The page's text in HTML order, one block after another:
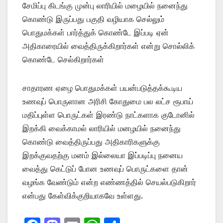
சேமிப்பு கிடங்கு முன்பு லாரியில் மழையில் நனைந்து
கொண்டு இருப்பது பகுதி வழியாக செல்லும்
பொதுமக்கள் பார்த்துக் கொண்டே இப்படி ஏன்
அதிகாரையில் வைத்திருக்கிறார்கள் என்று சொல்லிக்
கொண்டே செல்கிறார்கள்
சாதாரண ஏழை பொதுமக்கள் பயன்படுத்தக்கூடிய
உணவுப் பொருளான அரிசி கோதுமை பல லட்ச ரூபாய்
மதிப்புள்ள பொருட்கள் இரண்டு நாட்களாக குடோனில்
இறக்கி வைக்காமல் லாரியில் மனழயில் நனைந்து
கொண்டு வைத்திருப்பது அதிகாரிகளுக்கு
இறக்குவதற்கு மனம் இல்லையா இப்படிப்பு நனைய
வைத்து கெட்டுப் போன உணவுப் பொருட்களை தான்
வழங்க வேண்டும் என்ற எண்ணத்தில் செயல்படுகிறார்
என்பது கேள்விக்குறியாகவே உள்ளது.